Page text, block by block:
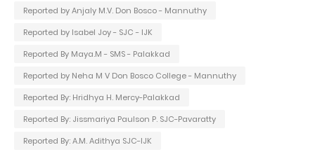
Reported by Anjaly M.V. Don Bosco - Mannuthy
Reported by Isabel Joy - SJC - IJK
Reported By Maya.M - SMS - Palakkad
Reported by Neha M V Don Bosco College - Mannuthy
Reported By: Hridhya H. Mercy-Palakkad
Reported By: Jissmariya Paulson P. SJC-Pavaratty
Reported By: A.M. Adithya SJC-IJK